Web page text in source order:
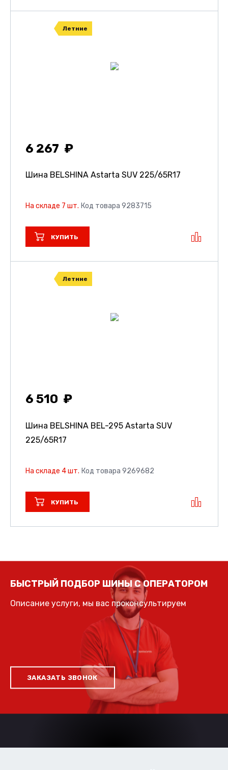
Летние
6 267
Шина BELSHINA Astarta SUV 225/65R17
На складе 7 шт. Код товара 9283715
КУПИТЬ
Летние
6 510
Шина BELSHINA BEL-295 Astarta SUV
225/65R17
На складе 4 шт. Код товара 9269682
КУПИТЬ
БЫСТРЫЙ ПОДБОР ШИНЫ С ОПЕРАТОРОМ
Описание услуги, мы вас проконсультируем
ЗАКАЗАТЬ ЗВОНОК